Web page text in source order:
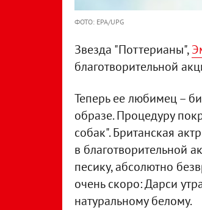
ФОТО: EPA/UPG
Звезда "Поттерианы",
благотворительной
Теперь ее любимец –
образе. Процедуру
собак". Британская
в благотворительной
песику, абсолютно
очень скоро: Дарси
натуральному белому.